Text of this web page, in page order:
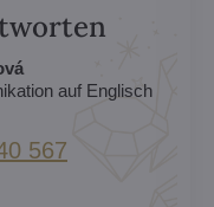
auf Englisch
567